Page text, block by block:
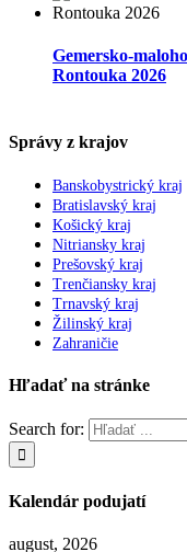
Gemersko-
Rontouka 2026
Správy z krajov
Banskobystrický kraj
Bratislavský kraj
Košický kraj
Nitriansky kraj
Prešovský kraj
Trenčiansky kraj
Trnavský kraj
Žilinský kraj
Zahraničie
Hľadať na stránke
Search for:
Kalendár podujatí
august, 2026